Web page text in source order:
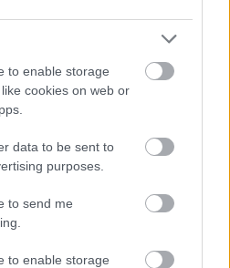
to enable storage
cookies on web or
data to be sent to
purposes.
to send me
to enable storage